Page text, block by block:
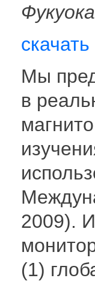
скачать
Мы
в
2009).
(1)